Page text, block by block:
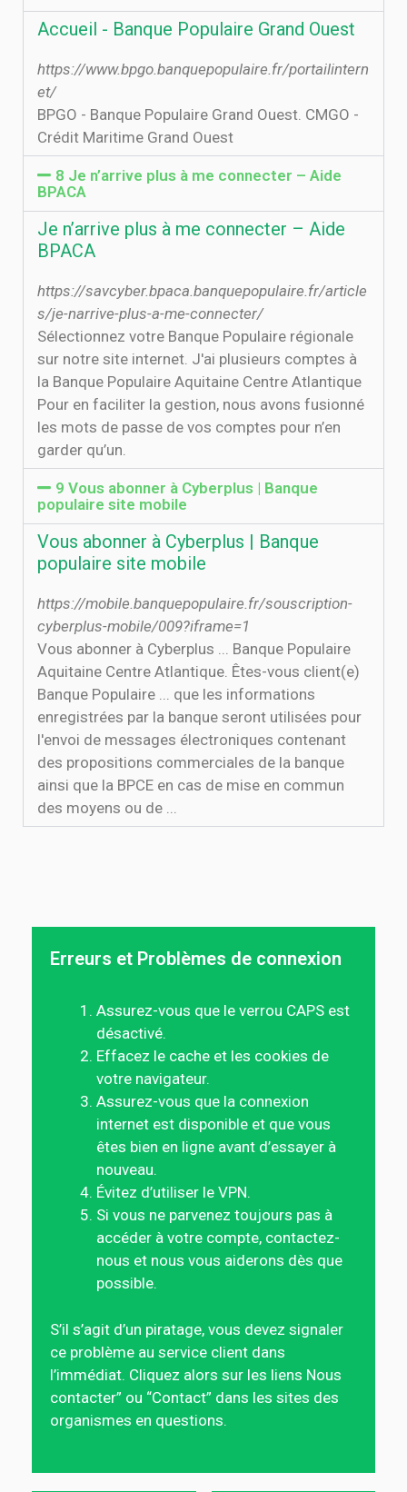
Accueil - Banque Populaire Grand Ouest
https://www.bpgo.banquepopulaire.fr/portailintern
et/
BPGO - Banque Populaire Grand Ouest. CMGO -
Crédit Maritime Grand Ouest
8 Je n’arrive plus à me connecter – Aide
BPACA
Je n’arrive plus à me connecter – Aide
BPACA
https://savcyber.bpaca.banquepopulaire.fr/article
s/je-narrive-plus-a-me-connecter/
Sélectionnez votre Banque Populaire régionale
sur notre site internet. J'ai plusieurs comptes à
la Banque Populaire Aquitaine Centre Atlantique
Pour en faciliter la gestion, nous avons fusionné
les mots de passe de vos comptes pour n’en
garder qu’un.
9 Vous abonner à Cyberplus | Banque
populaire site mobile
Vous abonner à Cyberplus | Banque
populaire site mobile
https://mobile.banquepopulaire.fr/souscription-
cyberplus-mobile/009?iframe=1
Vous abonner à Cyberplus ... Banque Populaire
Aquitaine Centre Atlantique. Êtes-vous client(e)
Banque Populaire ... que les informations
enregistrées par la banque seront utilisées pour
l'envoi de messages électroniques contenant
des propositions commerciales de la banque
ainsi que la BPCE en cas de mise en commun
des moyens ou de ...
Erreurs et Problèmes de connexion
Assurez-vous que le verrou CAPS est
désactivé.
Effacez le cache et les cookies de
votre navigateur.
Assurez-vous que la connexion
internet est disponible et que vous
êtes bien en ligne avant d’essayer à
nouveau.
Évitez d’utiliser le VPN.
Si vous ne parvenez toujours pas à
accéder à votre compte, contactez-
nous et nous vous aiderons dès que
possible.
S’il s’agit d’un piratage, vous devez signaler
ce problème au service client dans
l’immédiat. Cliquez alors sur les liens Nous
contacter” ou “Contact” dans les sites des
organismes en questions.